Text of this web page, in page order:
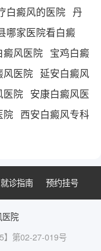
白癜风的医院 丹
哪家医院看白癜
癜风医院 宝鸡白癜
风医院 延安白癜风
医院 安康白癜风医
院 西安白癜风专科
就诊指南 预约挂号
院
】第02-27-019号